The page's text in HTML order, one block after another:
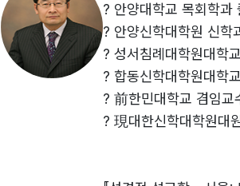
위기를 절호의 기회로 바꾸는 삶(수 2:8-
Ⅲ. 여호수아 3장 1-17절_ 83
난관을 극복케 하는 신앙(수 3:1-17)_ 124
신앙의 배턴(수 4:1-15)_ 145
? 안양대학교 목회학과
? 안양신학대학원 신학
? 성서침례대학원대학
? 합동신학대학원대학
? 前한민대학교 겸임교
? 現대한신학대학원대